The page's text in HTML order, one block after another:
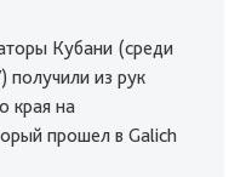
Кубани (среди
получили из рук
края на
прошел в Galich